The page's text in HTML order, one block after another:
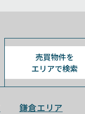
売買物件を
エリアで検索
鎌倉エリア